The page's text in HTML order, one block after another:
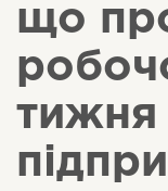
що
тижня